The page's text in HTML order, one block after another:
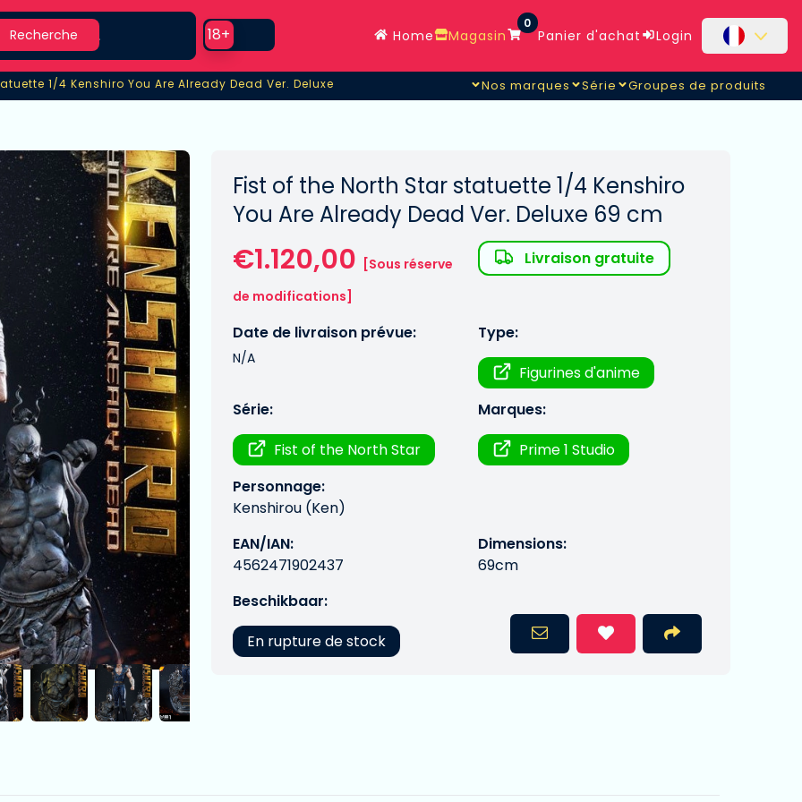
Recherche
Use setting
18+ Home Magasin
0
Panier d'achat Login
1/4 Kenshiro You Are Already Dead Ver. Deluxe
1/4 Kenshiro You Are Already Dead Ver. Deluxe Nos marques Série Groupes de produits
Fist of the North Star statuette 1/4 Kenshiro
You Are Already Dead Ver. Deluxe 69 cm
€1.120,00 [Sous réserve
de modifications]
Livraison gratuite
Date de livraison prévue:
N/A
Type:
Figurines d'anime
Série:
Fist of the North Star
Marques:
Prime 1 Studio
Personnage:
Kenshirou (Ken)
EAN/IAN:
4562471902437
Dimensions:
69cm
Beschikbaar:
En rupture de stock